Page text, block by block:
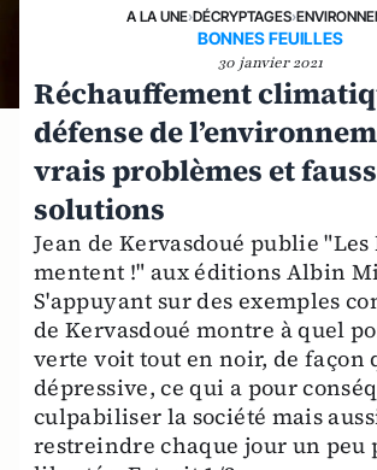
A LA UNE›DÉCRYPTAGES›
BONNES FEUILLES
30 janvier 2021
Réchauffement
défense de
vrais problèmes et
solutions
Jean de Kervasdoué publie "Les
mentent !" aux éditions Albin
S'appuyant sur des exemples
de Kervasdoué montre à quel
verte voit tout en noir, de façon
dépressive, ce qui a pour
culpabiliser la société mais
restreindre chaque jour un peu